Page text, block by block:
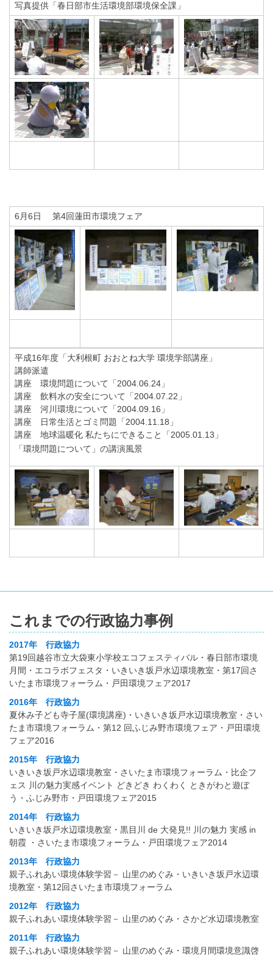
写真提供「春日部市生活環境部環境保全課」
6月6日 第4回蓮田市環境フェア
平成16年度「大利根町 おおとね大学 環境学部講座」
講師派遣
講座 環境問題について「2004.06.24」
講座 飲料水の安全について「2004.07.22」
講座 河川環境について「2004.09.16」
講座 日常生活とゴミ問題「2004.11.18」
講座 地球温暖化 私たちにできること「2005.01.13」
「環境問題について」の講演風景
これまでの行政協力事例
2017年 行政協力
第19回越谷市立大袋東小学校エコフェスティバル・春日部市環境
月間・エコラボフェスタ・いきいき坂戸水辺環境教室・第17回さ
いたま市環境フォーラム・戸田環境フェア2017
2016年 行政協力
夏休み子ども寺子屋(環境講座)・いきいき坂戸水辺環境教室・さい
たま市環境フォーラム・第12 回ふじみ野市環境フェア・戸田環境
フェア2016
2015年 行政協力
いきいき坂戸水辺環境教室・さいたま市環境フォーラム・比企フ
ェス 川の魅力実感イベント どきどき わくわく ときがわと遊ぼ
う・ふじみ野市・戸田環境フェア2015
2014年 行政協力
いきいき坂戸水辺環境教室・黒目川 de 大発見!! 川の魅力 実感 in
朝霞 ・さいたま市環境フォーラム・戸田環境フェア2014
2013年 行政協力
親子ふれあい環境体験学習－ 山里のめぐみ・いきいき坂戸水辺環
境教室・第12回さいたま市環境フォーラム
2012年 行政協力
親子ふれあい環境体験学習－ 山里のめぐみ・さかど水辺環境教室
2011年 行政協力
親子ふれあい環境体験学習－ 山里のめぐみ・環境月間環境意識啓